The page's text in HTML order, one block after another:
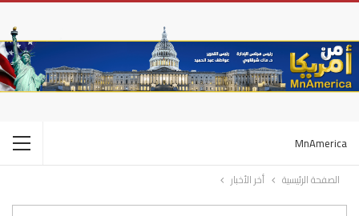
MnAmerica
الصفحة الرئيسية أخر الأخبار